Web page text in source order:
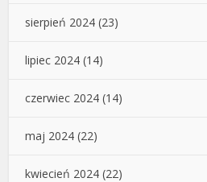
sierpień 2024 (23)
lipiec 2024 (14)
czerwiec 2024 (14)
maj 2024 (22)
kwiecień 2024 (22)